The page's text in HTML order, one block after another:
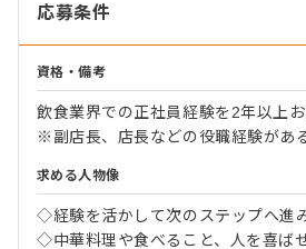
応募条件
資格・備考
飲食業界での正社員経験を2年以上
※副店長、店長などの役職経験があ
求める人物像
◇経験を活かして次のステップへ進
◇中華料理や食べること、人を喜ば